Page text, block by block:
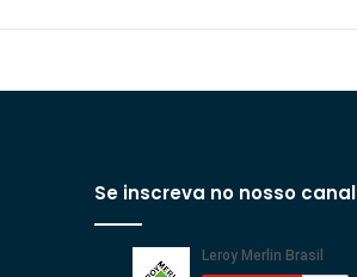
Se inscreva no nosso canal